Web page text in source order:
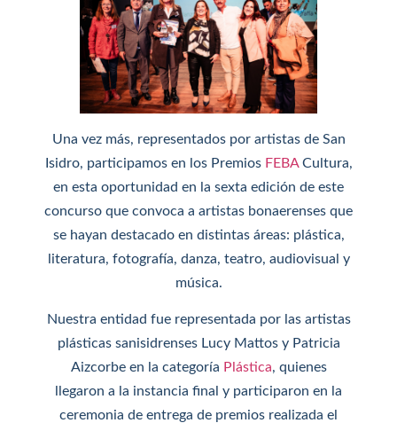
Una vez más, representados por artistas de San
Isidro, participamos en los Premios FEBACultura,
en esta oportunidad en la sexta edición de este
concurso que convoca a artistas bonaerenses que
se hayan destacado en distintas áreas: plástica,
literatura, fotografía, danza, teatro, audiovisual y
música.
Nuestra entidad fue representada por las artistas
plásticas sanisidrenses Lucy Mattos y Patricia
Aizcorbe en la categoría Plástica, quienes
llegaron a la instancia final y participaron en la
ceremonia de entrega de premios realizada el